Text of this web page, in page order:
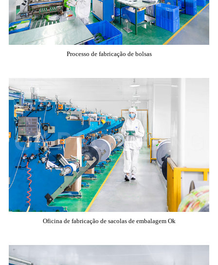
Processo de fabricação de bolsas
Oficina de fabricação de sacolas de embalagem Ok